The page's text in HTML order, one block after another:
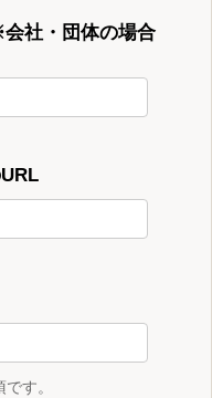
社・団体の場合
す。